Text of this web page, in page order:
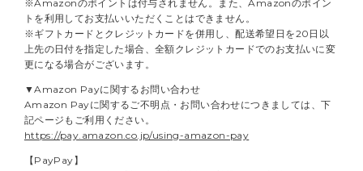
※Amazonのポイントは付与されません。また、Amazonのポイン
トを利用してお支払いいただくことはできません。
※ギフトカードとクレジットカードを併用し、配送希望日を20日以
上先の日付を指定した場合、全額クレジットカードでのお支払いに変
更になる場合がございます。
▼Amazon Payに関するお問い合わせ
Amazon Payに関するご不明点・お問い合わせにつきましては、下
記ページもご利用ください。
https://pay.amazon.co.jp/using-amazon-pay
【PayPay】